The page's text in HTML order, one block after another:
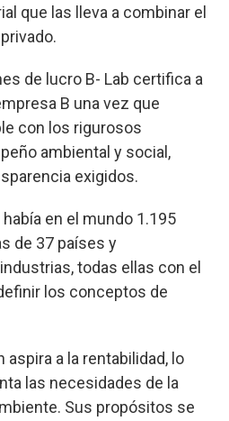
que las lleva a combinar el
de lucro B- Lab certifica a
B una vez que
con los rigurosos
ambiental y social,
exigidos.
en el mundo 1.195
de 37 países y
todas ellas con el
los conceptos de
aspira a la rentabilidad, lo
las necesidades de la
Sus propósitos se